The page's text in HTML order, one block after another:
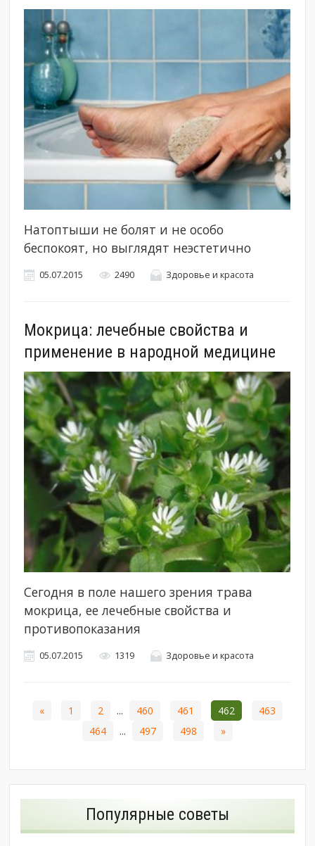
Натоптыши не болят и не особо
беспокоят, но выглядят неэстетично
05.07.2015 2490 Здоровье и красота
Мокрица: лечебные свойства и
применение в народной медицине
Сегодня в поле нашего зрения трава
мокрица, ее лечебные свойства и
противопоказания
05.07.2015 1319 Здоровье и красота
« 1 2 ... 460 461 462
463
464
... 497 498 »
Популярные советы